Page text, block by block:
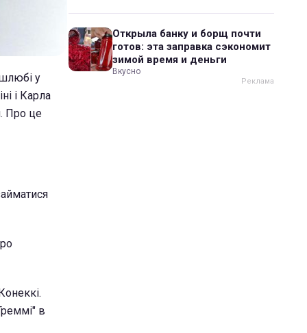
у
і Карла
Про це
в
Открыла банку и борщ почти
готов: эта заправка сэкономит
зимой время и деньги
Вкусно